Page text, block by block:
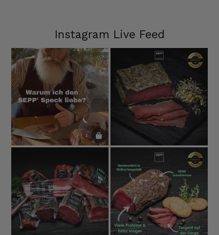
Instagram Live Feed